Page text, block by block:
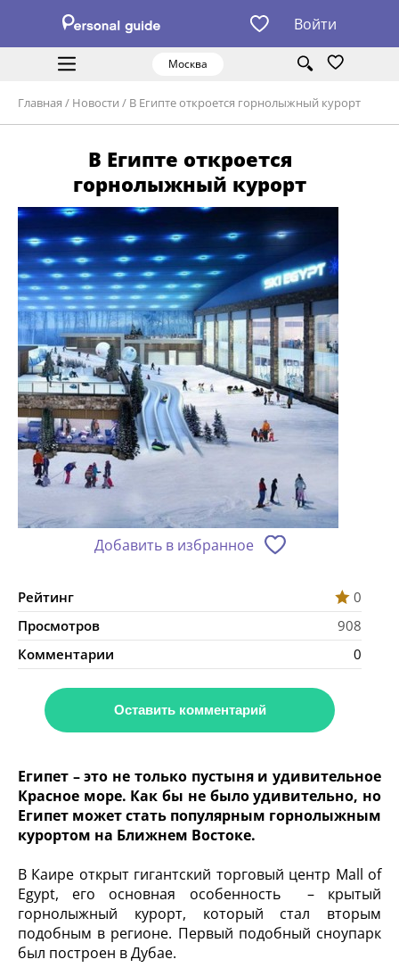
Войти
Москва
Главная / Новости / В Египте откроется горнолыжный курорт
В Египте откроется
горнолыжный курорт
Добавить в избранное
Рейтинг
0
Просмотров
908
Комментарии
0
Оставить комментарий
Египет – это не только пустыня и удивительное
Красное море. Как бы не было удивительно, но
Египет может стать популярным горнолыжным
курортом на Ближнем Востоке.
В Каире открыт гигантский торговый центр Mall of
Egypt, его основная особенность – крытый
горнолыжный курорт, который стал вторым
подобным в регионе. Первый подобный сноупарк
был построен в Дубае.